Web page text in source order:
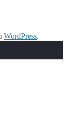
WordPress.